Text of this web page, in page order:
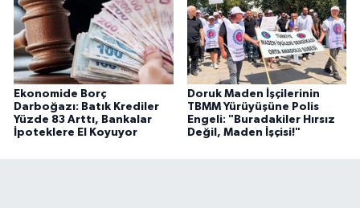
Ekonomide Borç
Darboğazı: Batık Krediler
Yüzde 83 Arttı, Bankalar
İpoteklere El Koyuyor
Doruk Maden İşçilerinin
TBMM Yürüyüşüne Polis
Engeli: "Buradakiler Hırsız
Değil, Maden İşçisi!"